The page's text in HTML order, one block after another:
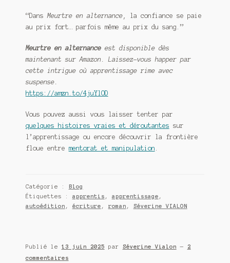
“Dans Meurtre en alternance, la confiance se paie
au prix fort… parfois même au prix du sang.”
Meurtre en alternanceest disponible dès
maintenant sur Amazon. Laissez-vous happer par
cette intrigue où apprentissage rime avec
suspense.
https://amzn.to/4juYlOD
Vous pouvez aussi vous laisser tenter par
quelques histoires vraies et déroutantes sur
l’apprentissage ou encore découvrir la frontière
floue entre mentorat et manipulation
Catégorie : Blog
Étiquettes : apprentis , apprentissage ,
autoédition , écriture , roman , Séverine VIALON
Publié le 13 juin 2025 par Séverine Vialon —
2
commentaires